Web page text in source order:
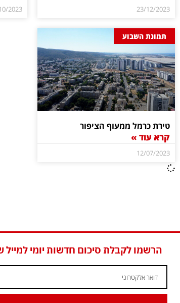
23/12/2023
2023
תמונת השבוע
טירת כרמל ממעוף הציפור
קרא עוד »
12/07/2023
הרשמו לקבלת סיכום חדשות יומי למייל